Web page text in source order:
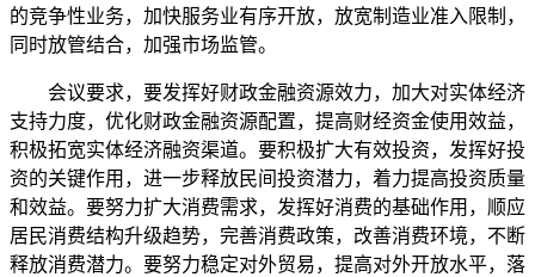
的竞争性业务，加快服务业有序开放，放宽制造业准入限制，
同时放管结合，加强市场监管。
会议要求，要发挥好财政金融资源效力，加大对实体经济
支持力度，优化财政金融资源配置，提高财经资金使用效益，
积极拓宽实体经济融资渠道。要积极扩大有效投资，发挥好投
资的关键作用，进一步释放民间投资潜力，着力提高投资质量
和效益。要努力扩大消费需求，发挥好消费的基础作用，顺应
居民消费结构升级趋势，完善消费政策，改善消费环境，不断
释放消费潜力。要努力稳定对外贸易，提高对外开放水平，落